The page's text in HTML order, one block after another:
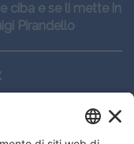
ciba e se li mette in
Pirandello